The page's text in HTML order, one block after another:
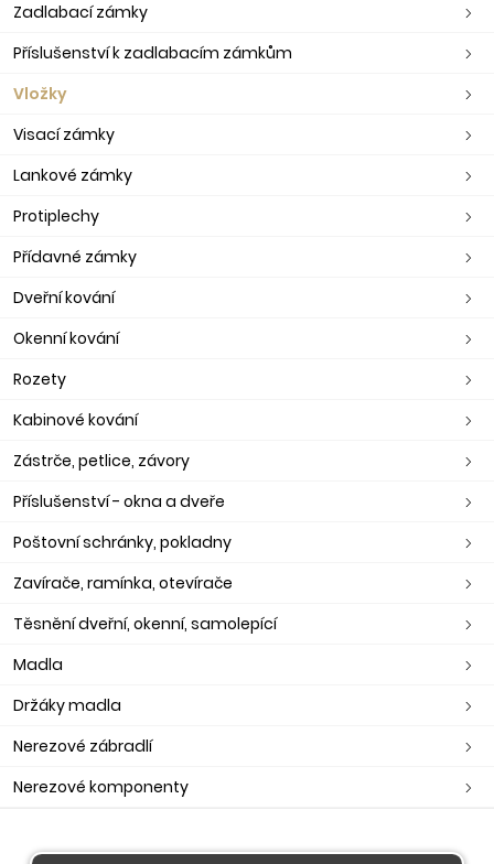
Zadlabací zámky
Příslušenství k zadlabacím zámkům
Vložky
Visací zámky
Lankové zámky
Protiplechy
Přídavné zámky
Dveřní kování
Okenní kování
Rozety
Kabinové kování
Zástrče, petlice, závory
Příslušenství - okna a dveře
Poštovní schránky, pokladny
Zavírače, ramínka, otevírače
Těsnění dveřní, okenní, samolepící
Madla
Držáky madla
Nerezové zábradlí
Nerezové komponenty